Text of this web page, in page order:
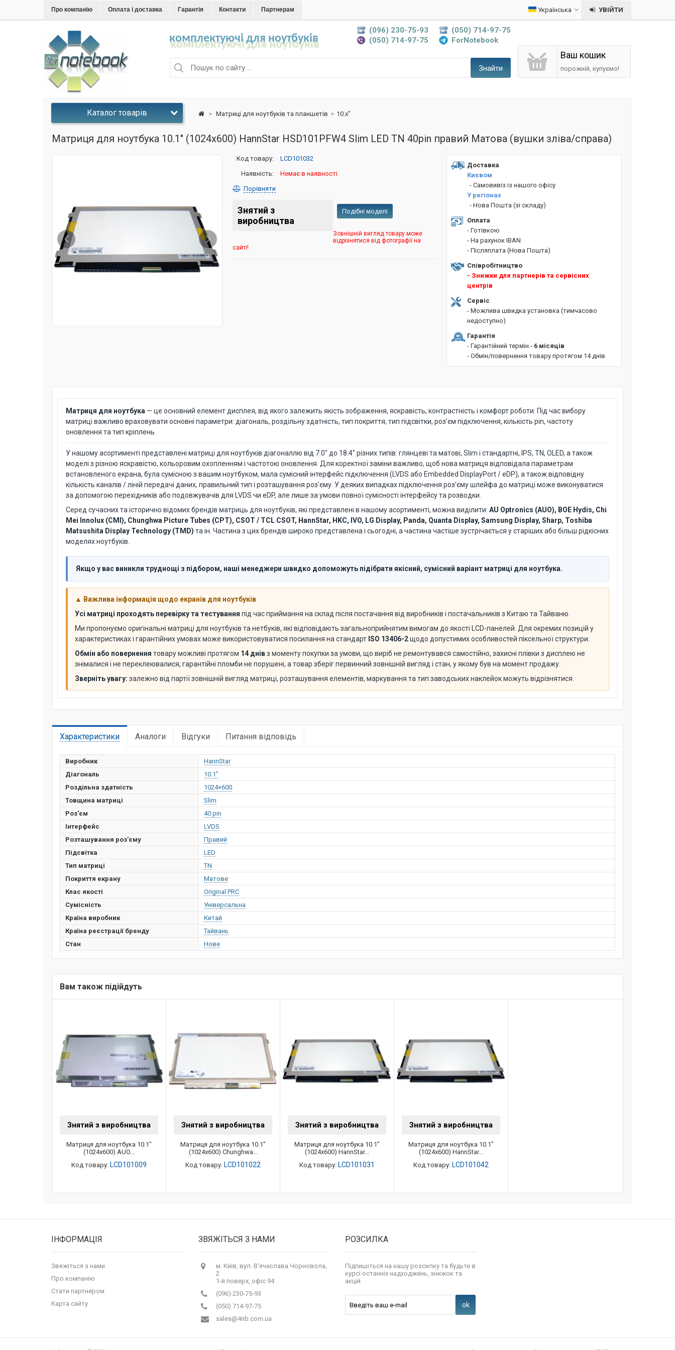
Про компанію Оплата і доставка Гарантія Контакти Партнерам Українська УВІЙТИ
Каталог товарів
Знайти
Ваш кошик
порожній, купуємо!
(096) 230-75-93
(050) 714-97-75
(050) 714-97-75
ForNotebook
комплектуючі для ноутбуків
> Матриці для ноутбуків та планшетів > 10.x"
Матриця для ноутбука 10.1" (1024x600) HannStar HSD101PFW4 Slim LED TN 40pin правий Матова (вушки зліва/справа)
Код товару:
LCD101032
Наявність:
Немає в наявності
Порівняти
Знятий з
виробництва
Подібні моделі
Зовнішній вигляд товару може
відрізнятися від фотографії на
сайті!
Доставка
Києвом
- Cамовивіз із нашого офісу
У регіонах
- Нова Пошта (зі складу)
Оплата
- Готівкою
- На рахунок IBAN
- Післяплата (Нова Пошта)
Співробітництво
- Знижки для партнерів та сервісних
центрів
Сервіс
- Можлива швидка установка (тимчасово
недоступно)
Гарантія
- Гарантійний термін - 6 місяців
- Обмін/повернення товару протягом 14 днів
Матриця для ноутбука — це основний елемент дисплея, від якого залежить якість зображення, яскравість, контрастність і комфорт роботи. Під час вибору
матриці важливо враховувати основні параметри: діагональ, роздільну здатність, тип покриття, тип підсвітки, роз’єм підключення, кількість pin, частоту
оновлення та тип кріплень.
У нашому асортименті представлені матриці для ноутбуків діагоналлю від 7.0" до 18.4" різних типів: глянцеві та матові, Slim і стандартні, IPS, TN, OLED, а також
моделі з різною яскравістю, кольоровим охопленням і частотою оновлення. Для коректної заміни важливо, щоб нова матриця відповідала параметрам
встановленого екрана, була сумісною з вашим ноутбуком, мала сумісний інтерфейс підключення (LVDS або Embedded DisplayPort / eDP), а також відповідну
кількість каналів / ліній передачі даних, правильний тип і розташування роз’єму. У деяких випадках підключення роз’єму шлейфа до матриці може виконуватися
за допомогою перехідників або подовжувачів для LVDS чи eDP, але лише за умови повної сумісності інтерфейсу та розводки.
Серед сучасних та історично відомих брендів матриць для ноутбуків, які представлені в нашому асортименті, можна виділити: AU Optronics (AUO), BOE Hydis, Chi
Mei Innolux (CMI), Chunghwa Picture Tubes (CPT), CSOT / TCL CSOT, HannStar, HKC, IVO, LG Display, Panda, Quanta Display, Samsung Display, Sharp, Toshiba
Matsushita Display Technology (TMD) та ін. Частина з цих брендів широко представлена і сьогодні, а частина частіше зустрічається у старіших або більш рідкісних
моделях ноутбуків.
Якщо у вас виникли труднощі з підбором, наші менеджери швидко допоможуть підібрати якісний, сумісний варіант матриці для ноутбука.
▲ Важлива інформація щодо екранів для ноутбуків
Усі матриці проходять перевірку та тестування під час приймання на склад після постачання від виробників і постачальників з Китаю та Тайваню.
Ми пропонуємо оригінальні матриці для ноутбуків та нетбуків, які відповідають загальноприйнятим вимогам до якості LCD-панелей. Для окремих позицій у
характеристиках і гарантійних умовах може використовуватися посилання на стандарт ISO 13406-2щодо допустимих особливостей піксельної структури.
Обмін або повернення товару можливі протягом 14 днівз моменту покупки за умови, що виріб не ремонтувався самостійно, захисні плівки з дисплею не
знімалися і не переклеювалися, гарантійні пломби не порушені, а товар зберіг первинний зовнішній вигляд і стан, у якому був на момент продажу.
Зверніть увагу: залежно від партії зовнішній вигляд матриці, розташування елементів, маркування та тип заводських наклейок можуть відрізнятися.
Характеристики Аналоги Відгуки Питання відповідь
Виробник
HannStar
Діагональ
10.1"
Роздільна здатність
1024×600
Товщина матриці
Slim
Роз'єм
40 pin
Інтерфейс
LVDS
Розташування роз'єму
Правий
Підсвітка
LED
Тип матриці
TN
Покриття екрану
Матове
Клас якості
Original PRC
Сумісність
Універсальна
Країна виробник
Китай
Країна реєстрації бренду
Тайвань
Стан
Нове
Вам також підійдуть
Знятий з виробництва
Матриця для ноутбука 10.1"
(1024x600) AUO...
Код товару: LCD101009
Знятий з виробництва
Матриця для ноутбука 10.1"
(1024x600) Chunghwa...
Код товару: LCD101022
Знятий з виробництва
Матриця для ноутбука 10.1"
(1024x600) HannStar...
Код товару: LCD101031
Знятий з виробництва
Матриця для ноутбука 10.1"
(1024x600) HannStar...
Код товару: LCD101042
ІНФОРМАЦІЯ
Звяжіться з нами
Про компанію
Стати партнером
Карта сайту
ЗВЯЖІТЬСЯ З НАМИ
м. Київ, вул. В'ячеслава Чорновола,
2
1-й поверх, офіс 94
(096) 230-75-93
(050) 714-97-75
sales@4nb.com.ua
РОЗСИЛКА
Підпишіться на нашу розсилку та будьте в
курсі останніх надходжень, знижок та
акцій
ok